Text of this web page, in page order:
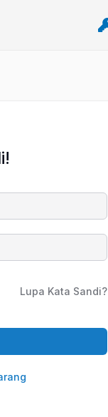
Lupa Kata Sandi?